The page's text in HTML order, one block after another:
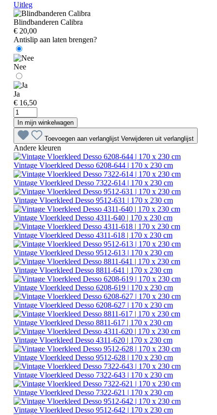
Uitleg
Blindbanderen Calibra
€ 20,00
Antislip aan laten brengen?
Nee
Ja
€ 16,50
In mijn winkelwagen
Toevoegen aan verlanglijst Verwijderen uit verlanglijst
Andere kleuren
Vintage Vloerkleed Desso 6208-644 | 170 x 230 cm
Vintage Vloerkleed Desso 7322-614 | 170 x 230 cm
Vintage Vloerkleed Desso 9512-631 | 170 x 230 cm
Vintage Vloerkleed Desso 4311-640 | 170 x 230 cm
Vintage Vloerkleed Desso 4311-618 | 170 x 230 cm
Vintage Vloerkleed Desso 9512-613 | 170 x 230 cm
Vintage Vloerkleed Desso 8811-641 | 170 x 230 cm
Vintage Vloerkleed Desso 6208-619 | 170 x 230 cm
Vintage Vloerkleed Desso 6208-627 | 170 x 230 cm
Vintage Vloerkleed Desso 8811-617 | 170 x 230 cm
Vintage Vloerkleed Desso 4311-620 | 170 x 230 cm
Vintage Vloerkleed Desso 9512-628 | 170 x 230 cm
Vintage Vloerkleed Desso 7322-643 | 170 x 230 cm
Vintage Vloerkleed Desso 7322-621 | 170 x 230 cm
Vintage Vloerkleed Desso 9512-642 | 170 x 230 cm